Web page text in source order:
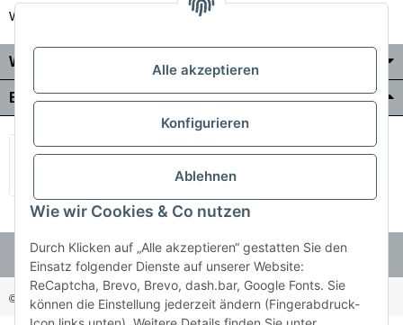
Wir liefern auch in die Schweiz
Wo Sie uns finden
Bezahlung & Versand
© Holzner-Trading GmbH&Co KG Besucherzähler: 3510286
Alle akzeptieren
Konfigurieren
Ablehnen
Wie wir Cookies & Co nutzen
Durch Klicken auf „Alle akzeptieren“ gestatten Sie den
Einsatz folgender Dienste auf unserer Website:
ReCaptcha, Brevo, Brevo, dash.bar, Google Fonts. Sie
können die Einstellung jederzeit ändern (Fingerabdruck-